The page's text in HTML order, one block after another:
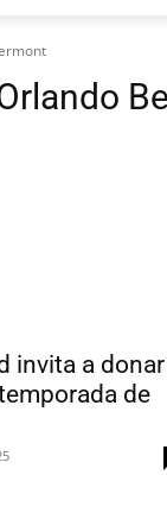
invita a donar
de